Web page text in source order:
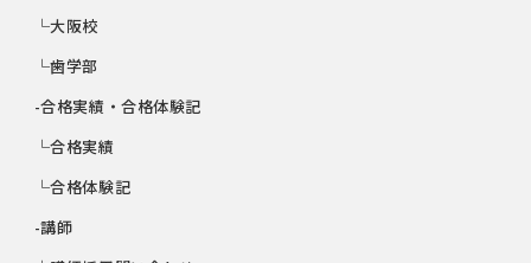
└大阪校
└歯学部
-合格実績・合格体験記
└合格実績
└合格体験記
-講師